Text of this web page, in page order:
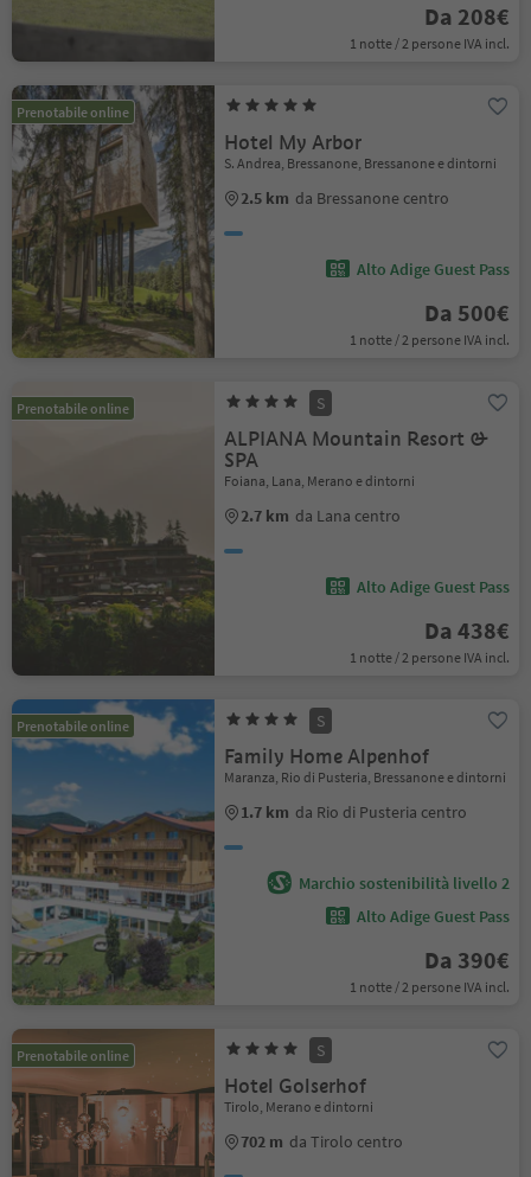
Da 208€
1 notte / 2 persone IVA incl.
Prenotabile online
Hotel My Arbor
S. Andrea, Bressanone, Bressanone e dintorni
2.5 km da Bressanone centro
Alto Adige Guest Pass
Da 500€
1 notte / 2 persone IVA incl.
Prenotabile online S
ALPIANA Mountain Resort &
SPA
Foiana, Lana, Merano e dintorni
2.7 km da Lana centro
Alto Adige Guest Pass
Da 438€
1 notte / 2 persone IVA incl.
Prenotabile online S
Family Home Alpenhof
Maranza, Rio di Pusteria, Bressanone e dintorni
1.7 km da Rio di Pusteria centro
Marchio sostenibilità livello 2
Alto Adige Guest Pass
Da 390€
1 notte / 2 persone IVA incl.
Prenotabile online S
Hotel Golserhof
Tirolo, Merano e dintorni
702 m da Tirolo centro